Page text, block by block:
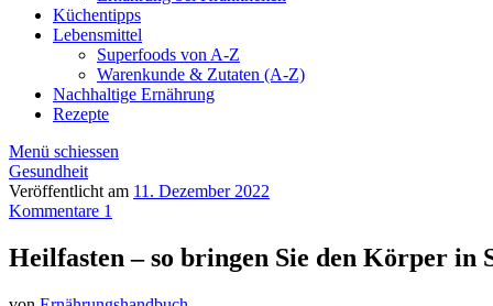
Küchentipps
Lebensmittel
Superfoods von A-Z
Warenkunde & Zutaten (A-Z)
Nachhaltige Ernährung
Rezepte
Menü schiessen
Gesundheit
Veröffentlicht am 11. Dezember 2022
Kommentare 1
Heilfasten – so bringen Sie den Körper in